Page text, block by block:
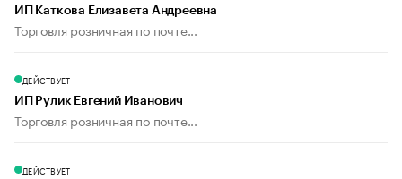
ИП Каткова Елизавета Андреевна
Торговля розничная по почте...
ДЕЙСТВУЕТ
ИП Рулик Евгений Иванович
Торговля розничная по почте...
ДЕЙСТВУЕТ